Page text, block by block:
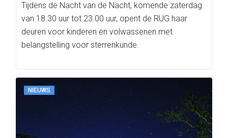
Tijdens de Nacht van de Nacht, komende zaterdag
van 18.30 uur tot 23.00 uur, opent de RUG haar
deuren voor kinderen en volwassenen met
belangstelling voor sterrenkunde.
NIEUWS